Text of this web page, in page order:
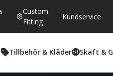
Custom
Fitting
Kundservice
Tillbehör & Kläder Skaft &